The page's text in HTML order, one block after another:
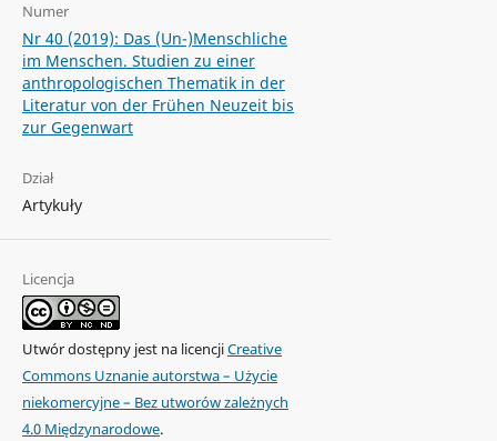
Numer
Nr 40 (2019): Das (Un-)Menschliche
im Menschen. Studien zu einer
anthropologischen Thematik in der
Literatur von der Frühen Neuzeit bis
zur Gegenwart
Dział
Artykuły
Licencja
Utwór dostępny jest na licencjiCreative
Commons Uznanie autorstwa – Użycie
niekomercyjne – Bez utworów zależnych
4.0 Międzynarodowe.